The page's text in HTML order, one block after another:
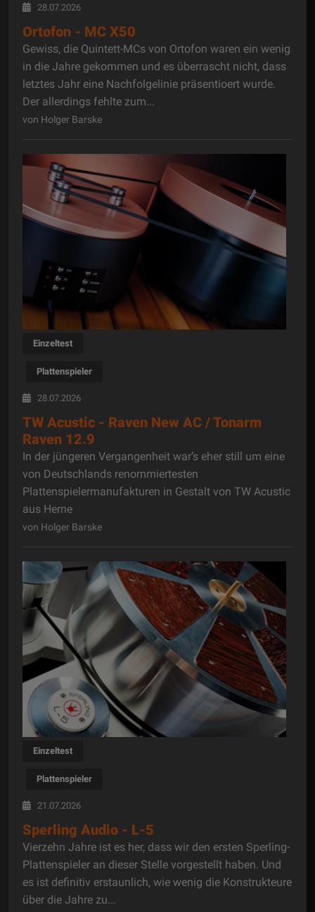
28.07.2026
Ortofon - MC X50
Gewiss, die Quintett-MCs von Ortofon waren ein wenig
in die Jahre gekommen und es überrascht nicht, dass
letztes Jahr eine Nachfolgelinie präsentioert wurde.
Der allerdings fehlte zum...
von Holger Barske
Einzeltest
Plattenspieler
28.07.2026
TW Acustic - Raven New AC / Tonarm
Raven 12.9
In der jüngeren Vergangenheit war’s eher still um eine
von Deutschlands renommiertesten
Plattenspielermanufakturen in Gestalt von TW Acustic
aus Herne
von Holger Barske
Einzeltest
Plattenspieler
21.07.2026
Sperling Audio - L-5
Vierzehn Jahre ist es her, dass wir den ersten Sperling-
Plattenspieler an dieser Stelle vorgestellt haben. Und
es ist definitiv erstaunlich, wie wenig die Konstrukteure
über die Jahre zu...